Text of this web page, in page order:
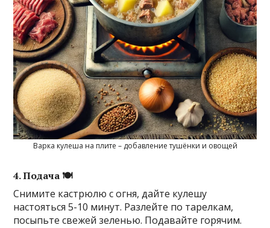
Варка кулеша на плите – добавление тушёнки и овощей
4. Подача 🍽
Снимите кастрюлю с огня, дайте кулешу
настояться 5-10 минут. Разлейте по тарелкам,
посыпьте свежей зеленью. Подавайте горячим.